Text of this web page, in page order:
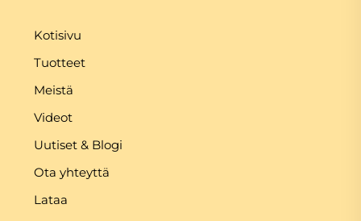
Kotisivu
Tuotteet
Meistä
Videot
Uutiset & Blogi
Ota yhteyttä
Lataa